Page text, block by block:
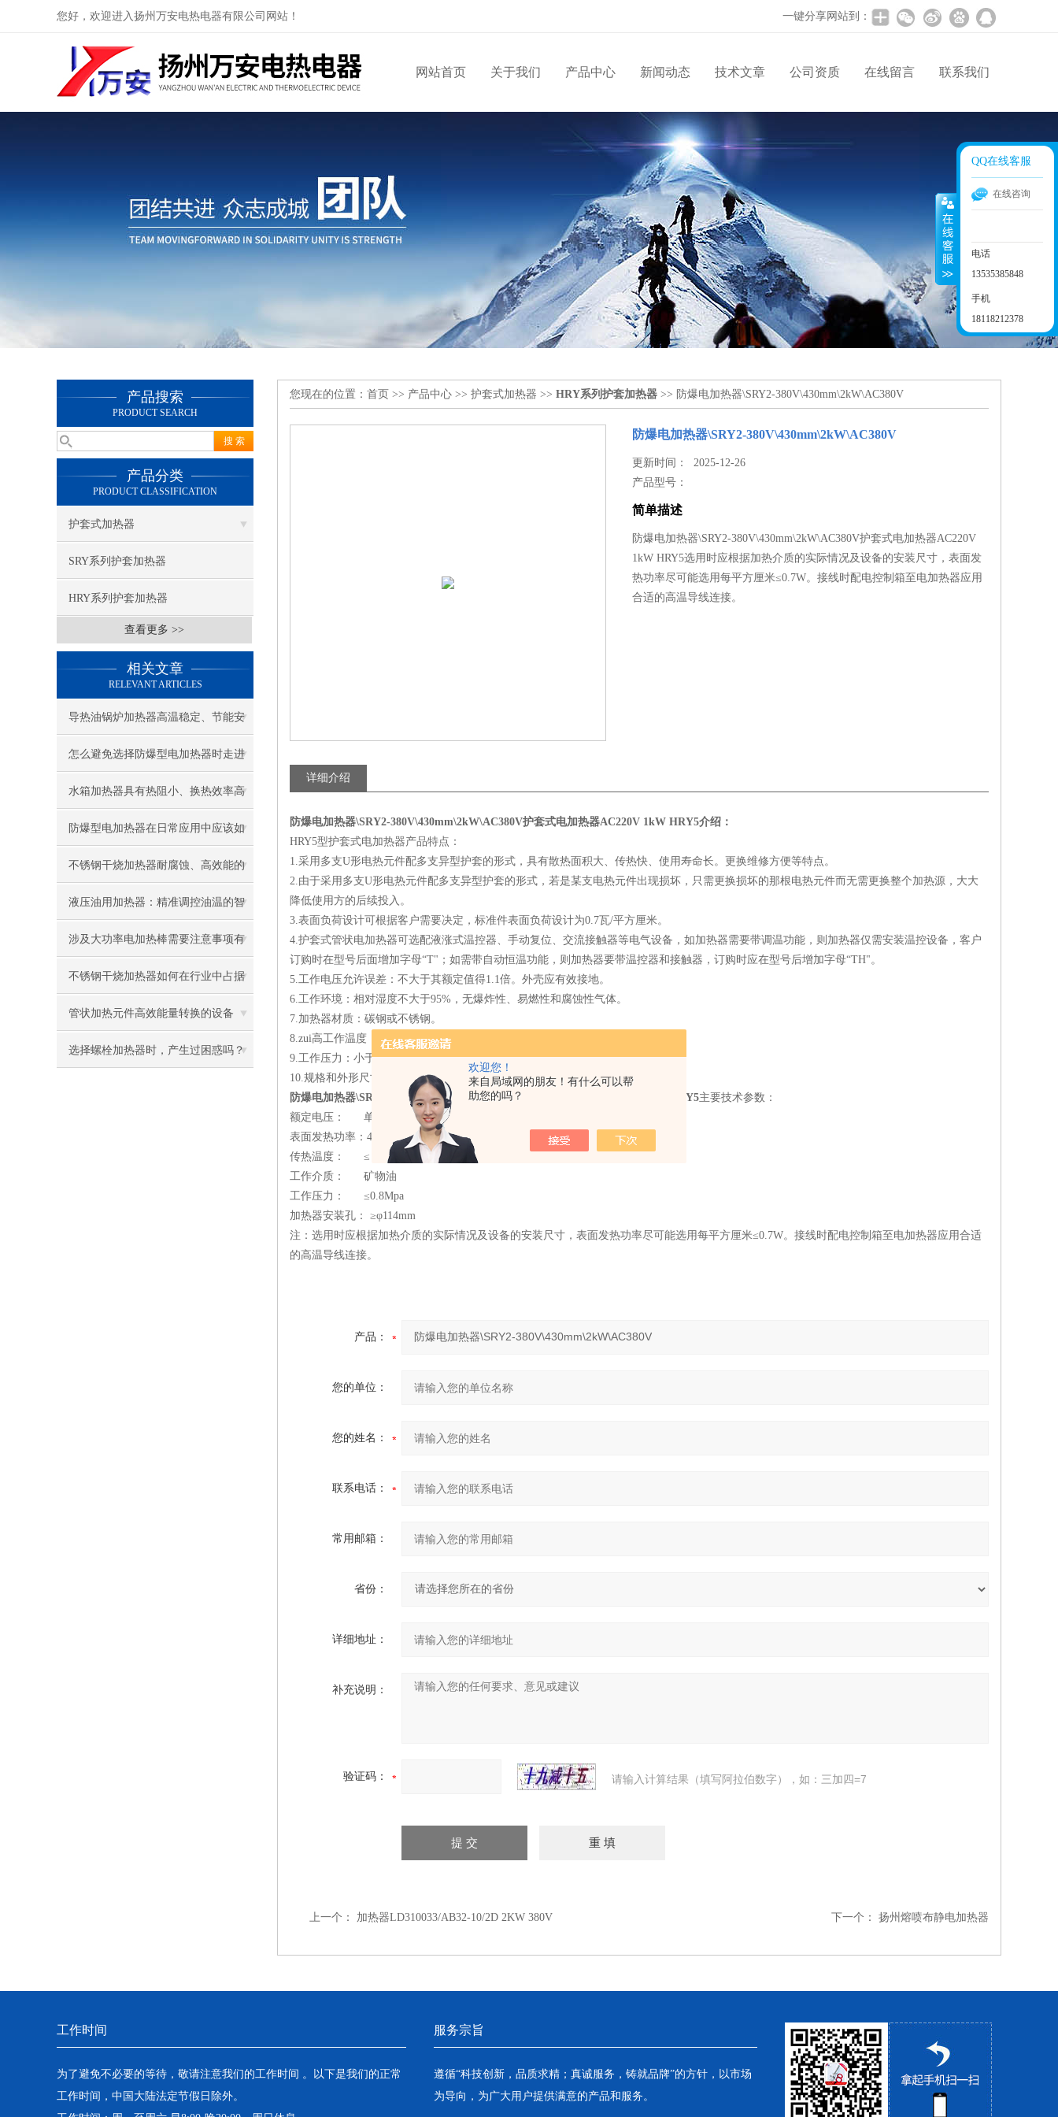
欢迎您！
来自局域网的朋友！有什么可以帮
助您的吗？
您好，欢迎进入扬州万安电热电器有限公司网站！ 一键分享网站到：
网站首页 关于我们 产品中心 新闻动态 技术文章 公司资质 在线留言 联系我们
产品搜索
PRODUCT SEARCH
产品分类
PRODUCT CLASSIFICATION
护套式加热器
SRY系列护套加热器
HRY系列护套加热器
查看更多 >>
相关文章
RELEVANT ARTICLES
导热油锅炉加热器高温稳定、节能安
全，工业加热优选
怎么避免选择防爆型电加热器时走进
误区
水箱加热器具有热阻小、换热效率高
的优点
防爆型电加热器在日常应用中应该如
何维护保养
不锈钢干烧加热器耐腐蚀、高效能的
热能装置
液压油用加热器：精准调控油温的智
能解决方案
涉及大功率电加热棒需要注意事项有
哪几点
不锈钢干烧加热器如何在行业中占据
一定的技术优势
管状加热元件高效能量转换的设备
选择螺栓加热器时，产生过困惑吗？
您现在的位置： 首页 >> 产品中心 >> 护套式加热器 >> HRY系列护套加热器 >> 防爆电加热器\SRY2-380V\430mm\2kW\AC380V
防爆电加热器\SRY2-380V\430mm\2kW\AC380V
更新时间： 2025-12-26
产品型号：
简单描述
防爆电加热器\SRY2-380V\430mm\2kW\AC380V护套式电加热器AC220V
1kW HRY5选用时应根据加热介质的实际情况及设备的安装尺寸，表面发
热功率尽可能选用每平方厘米≤0.7W。接线时配电控制箱至电加热器应用
合适的高温导线连接。
详细介绍
防爆电加热器\SRY2-380V\430mm\2kW\AC380V护套式电加热器AC220V 1kW HRY5介绍：
HRY5型护套式电加热器产品特点：
1.采用多支U形电热元件配多支异型护套的形式，具有散热面积大、传热快、使用寿命长。更换维修方便等特点。
2.由于采用多支U形电热元件配多支异型护套的形式，若是某支电热元件出现损坏，只需更换损坏的那根电热元件而无需更换整个加热源，大大
降低使用方的后续投入。
3.表面负荷设计可根据客户需要决定，标准件表面负荷设计为0.7瓦/平方厘米。
4.护套式管状电加热器可选配液涨式温控器、手动复位、交流接触器等电气设备，如加热器需要带调温功能，则加热器仅需安装温控设备，客户
订购时在型号后面增加字母“T"；如需带自动恒温功能，则加热器要带温控器和接触器，订购时应在型号后增加字母“TH"。
5.工作电压允许误差：不大于其额定值得1.1倍。外壳应有效接地。
6.工作环境：相对湿度不大于95%，无爆炸性、易燃性和腐蚀性气体。
7.加热器材质：碳钢或不锈钢。
8.zui高工作温度：200℃。
9.工作压力：小于0.6MPa
10.规格和外形尺寸：见下页表格及附图
防爆电加热器\SRY2-380V\430mm\2kW\AC380V
护套式电加热器AC220V 1kW HRY5主要技术参数：
额定电压： 单相220V 三相380V
表面发热功率：4型5型≤1.8W/cm2 6型7型≤0.7W/cm2
传热温度： ≤３００℃
工作介质： 矿物油
工作压力： ≤0.8Mpa
加热器安装孔： ≥φ114mm
注：选用时应根据加热介质的实际情况及设备的安装尺寸，表面发热功率尽可能选用每平方厘米≤0.7W。接线时配电控制箱至电加热器应用合适
的高温导线连接。
产品：
您的单位：
您的姓名：
联系电话：
常用邮箱：
省份：
详细地址：
补充说明：
验证码： 请输入计算结果（填写阿拉伯数字），如：三加四=7
上一个： 加热器LD310033/AB32-10/2D 2KW 380V 下一个： 扬州熔喷布静电加热器
工作时间
为了避免不必要的等待，敬请注意我们的工作时间 。以下是我们的正常
工作时间，中国大陆法定节假日除外。
服务宗旨
遵循“科技创新，品质求精；真诚服务，铸就品牌”的方针，以市场
为导向，为广大用户提供满意的产品和服务。
QQ在线客服
在线咨询
电话
13535385848
手机
18118212378